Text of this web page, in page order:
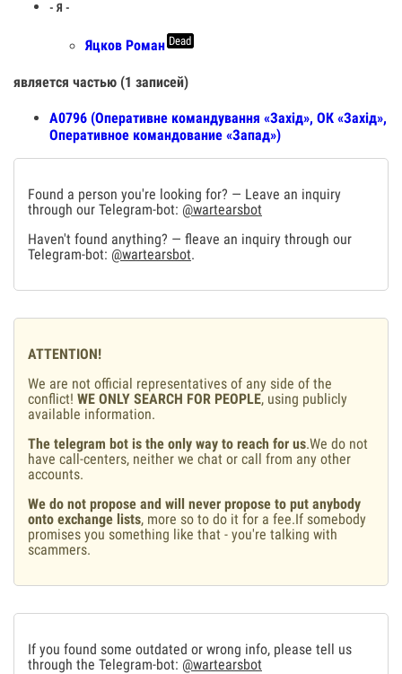
- Я -
Яцков Роман Dead
является частью (1 записей)
А0796 (Оперативне командування «Захід», ОК «Захід»,
Оперативное командование «Запад»)
Found a person you're looking for? — Leave an inquiry
through our Telegram-bot: @wartearsbot
Haven't found anything? — fleave an inquiry through our
Telegram-bot: @wartearsbot.
ATTENTION!
We are not official representatives of any side of the
conflict! WE ONLY SEARCH FOR PEOPLE, using publicly
available information.
The telegram bot is the only way to reach for us.We do not
have call-centers, neither we chat or call from any other
accounts.
We do not propose and will never propose to put anybody
onto exchange lists, more so to do it for a fee.If somebody
promises you something like that - you're talking with
scammers.
If you found some outdated or wrong info, please tell us
through the Telegram-bot: @wartearsbot